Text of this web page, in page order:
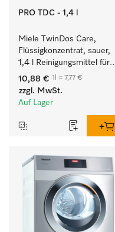
PRO TDC - 1,4 l
Miele TwinDos Care,
Flüssigkonzentrat, sauer,
1,4 l Reinigungsmittel für
das TwinDos-
Dosiersystem.
10,88 € 1l = 7,77 €
zzgl. MwSt.
Auf Lager